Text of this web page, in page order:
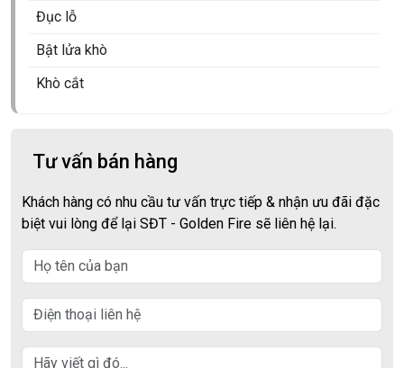
Tủ xì gà Lubinski
Tẩu bắt tóp
Đục lỗ
Bật lửa khò
Khò cắt
Tư vấn bán hàng
Khách hàng có nhu cầu tư vấn trực tiếp & nhận ưu đãi đặc
biệt vui lòng để lại SĐT - Golden Fire sẽ liên hệ lại.